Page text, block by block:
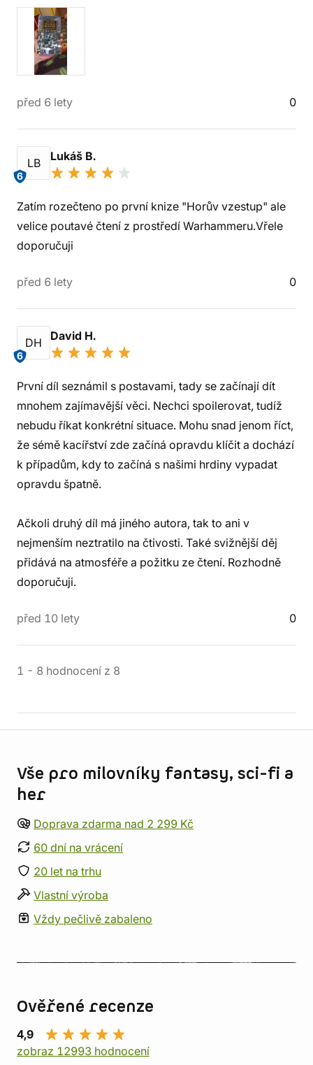
před 6 lety 0
LB
6
Lukáš B.
Zatím rozečteno po první knize "Horův vzestup" ale
velice poutavé čtení z prostředí Warhammeru.Vřele
doporučuji
před 6 lety 0
DH
6
David H.
První díl seznámil s postavami, tady se začínají dít
mnohem zajímavější věci. Nechci spoilerovat, tudíž
nebudu říkat konkrétní situace. Mohu snad jenom říct,
že sémě kacířství zde začíná opravdu klíčit a dochází
k případům, kdy to začíná s našimi hrdiny vypadat
opravdu špatně.
Ačkoli druhý díl má jiného autora, tak to ani v
nejmenším neztratilo na čtivosti. Také svižnější děj
přidává na atmosféře a požitku ze čtení. Rozhodně
doporučuji.
před 10 lety 0
1 - 8 hodnocení z 8
Vše pro milovníky fantasy, sci-fi a
her
Doprava zdarma nad 2 299 Kč
60 dní na vrácení
20 let na trhu
Vlastní výroba
Vždy pečlivě zabaleno
Ověřené recenze
4,9
zobraz 12993 hodnocení